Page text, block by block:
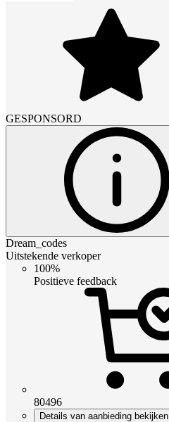
GESPONSORD
Dream_codes
Uitstekende verkoper
100%
Positieve feedback
80496
Details van aanbieding bekijken